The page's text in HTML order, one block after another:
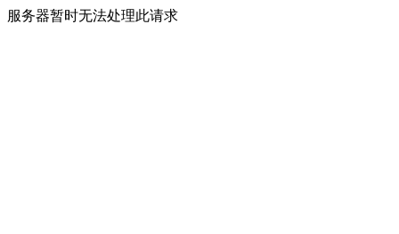
服务器暂时无法处理此请求